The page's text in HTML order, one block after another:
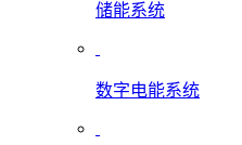
储能系统
数字电能系统